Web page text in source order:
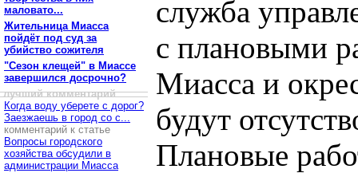
маловато...
Жительница Миасса
пойдёт под суд за
убийство сожителя
"Сезон клещей" в Миассе
завершился досрочно?
лучший комментарий
Когда воду уберете с дорог?
Заезжаешь в город со с...
комментарий к статье
Вопросы городского
хозяйства обсудили в
администрации Миасса
служба
с плановыми
Миасса и
будут
Плановые